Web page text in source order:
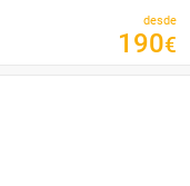
desde
190€